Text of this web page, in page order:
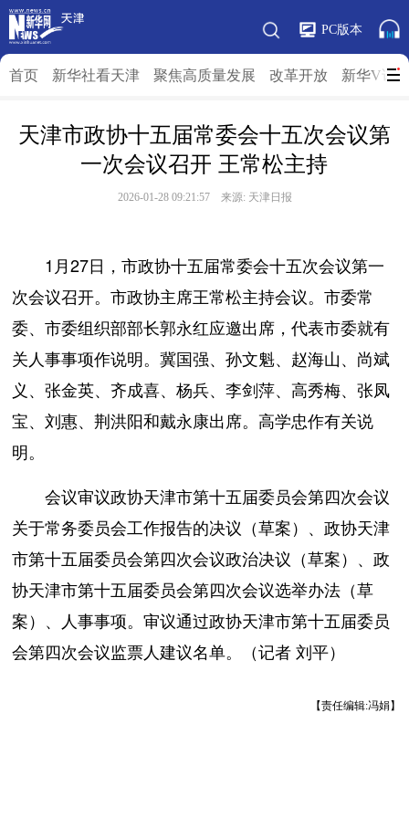
PC版本
首页 新华社看天津 聚焦高质量发展 改革开放 新华V访
天津市政协十五届常委会十五次会议第
一次会议召开 王常松主持
2026-01-28 09:21:57 来源: 天津日报
1月27日，市政协十五届常委会十五次会议第一
次会议召开。市政协主席王常松主持会议。市委常
委、市委组织部部长郭永红应邀出席，代表市委就有
关人事事项作说明。冀国强、孙文魁、赵海山、尚斌
义、张金英、齐成喜、杨兵、李剑萍、高秀梅、张凤
宝、刘惠、荆洪阳和戴永康出席。高学忠作有关说
明。
会议审议政协天津市第十五届委员会第四次会议
关于常务委员会工作报告的决议（草案）、政协天津
市第十五届委员会第四次会议政治决议（草案）、政
协天津市第十五届委员会第四次会议选举办法（草
案）、人事事项。审议通过政协天津市第十五届委员
会第四次会议监票人建议名单。（记者 刘平）
【责任编辑:冯娟】